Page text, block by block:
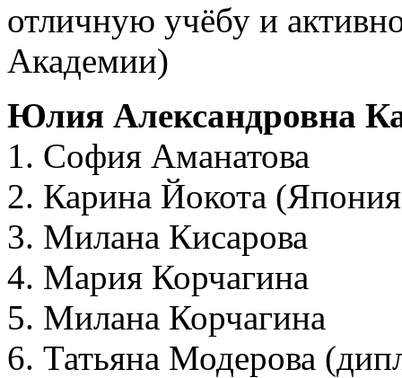
отличную учёбу и
Академии)
Юлия Александровна
1. София Аманатова
2. Карина Йокота
3. Милана Кисарова
4. Мария Корчагина
5. Милана Корчагина
6. Татьяна Модерова